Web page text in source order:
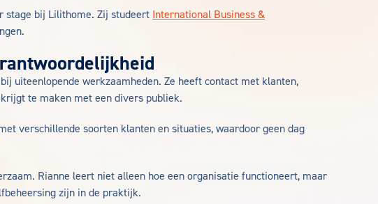
stage bij Lilithome. Zij studeert International Business &
uiteenlopende werkzaamheden. Ze heeft contact met klanten,
te maken met een divers publiek.
verschillende soorten klanten en situaties, waardoor geen dag
Rianne leert niet alleen hoe een organisatie functioneert, maar
zijn in de praktijk.